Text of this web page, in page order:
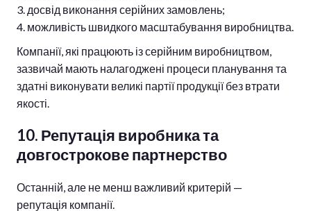
досвід виконання серійних замовлень;
можливість швидкого масштабування виробництва.
Компанії, які працюють із серійним виробництвом,
зазвичай мають налагоджені процеси планування та
здатні виконувати великі партії продукції без втрати
якості.
10. Репутація виробника та
довгострокове партнерство
Останній, але не менш важливий критерій —
репутація компанії.